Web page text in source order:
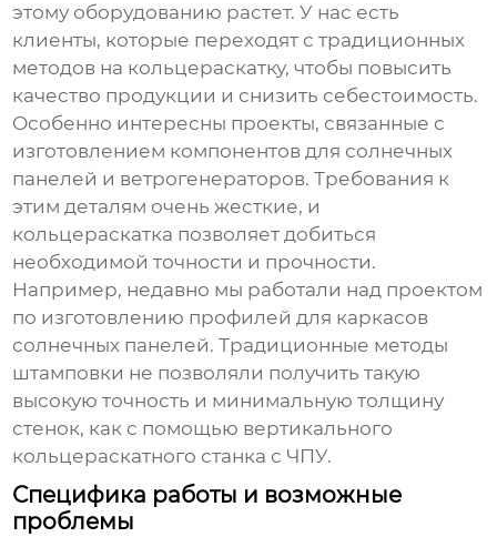
этому оборудованию растет. У нас есть
клиенты, которые переходят с традиционных
методов на кольцераскатку, чтобы повысить
качество продукции и снизить себестоимость.
Особенно интересны проекты, связанные с
изготовлением компонентов для солнечных
панелей и ветрогенераторов. Требования к
этим деталям очень жесткие, и
кольцераскатка позволяет добиться
необходимой точности и прочности.
Например, недавно мы работали над проектом
по изготовлению профилей для каркасов
солнечных панелей. Традиционные методы
штамповки не позволяли получить такую
высокую точность и минимальную толщину
стенок, как с помощью вертикального
кольцераскатного станка с ЧПУ.
Специфика работы и возможные
проблемы